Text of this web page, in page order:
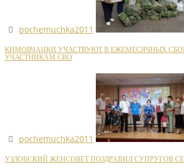
pochemuchka2011
КИМОВЧАНКИ УЧАСТВУЮТ В ЕЖЕМЕСЯЧНЫХ
УЧАСТНИКАМ СВО
pochemuchka2011
УЗЛОВСКИЙ ЖЕНСОВЕТ ПОЗДРАВИЛ СУПРУГОВ